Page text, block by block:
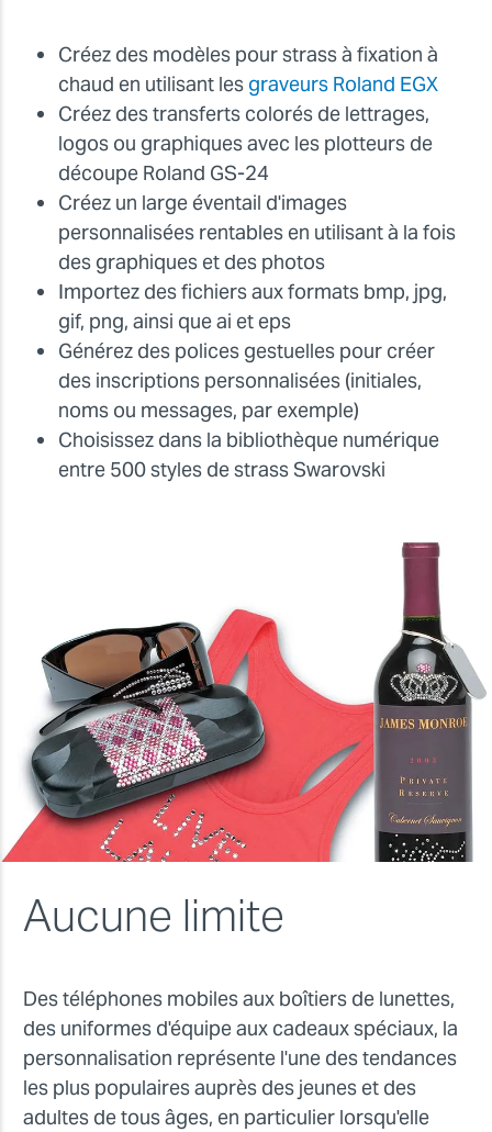
Créez des modèles pour strass à fixation à
chaud en utilisant les graveurs Roland EGX
Créez des transferts colorés de lettrages,
logos ou graphiques avec les plotteurs de
découpe Roland GS-24
Créez un large éventail d'images
personnalisées rentables en utilisant à la fois
des graphiques et des photos
Importez des fichiers aux formats bmp, jpg,
gif, png, ainsi que ai et eps
Générez des polices gestuelles pour créer
des inscriptions personnalisées (initiales,
noms ou messages, par exemple)
Choisissez dans la bibliothèque numérique
entre 500 styles de strass Swarovski
Aucune limite
Des téléphones mobiles aux boîtiers de lunettes,
des uniformes d'équipe aux cadeaux spéciaux, la
personnalisation représente l'une des tendances
les plus populaires auprès des jeunes et des
adultes de tous âges, en particulier lorsqu'elle